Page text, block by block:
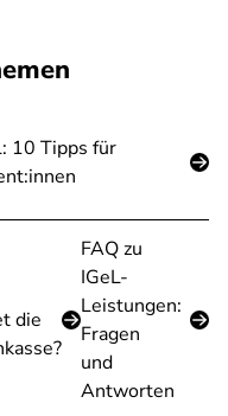
10 Tipps für
die
FAQ zu
IGeL-
Leistungen:
Fragen
und
Antworten